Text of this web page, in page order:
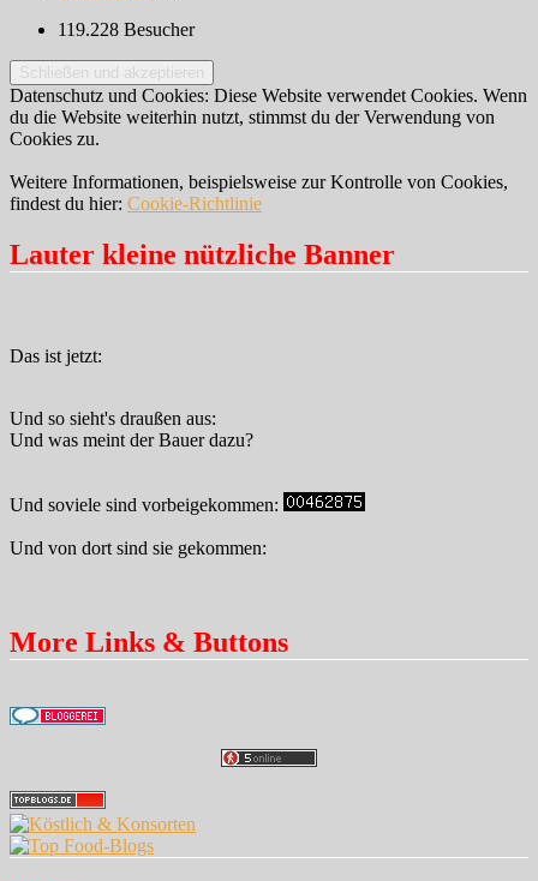
119.228 Besucher
Datenschutz und Cookies: Diese Website verwendet Cookies. Wenn
du die Website weiterhin nutzt, stimmst du der Verwendung von
Cookies zu.
Weitere Informationen, beispielsweise zur Kontrolle von Cookies,
findest du hier: Cookie-Richtlinie
Lauter kleine nützliche Banner
Das ist jetzt:
Und so sieht's draußen aus:
Und was meint der Bauer dazu?
Und soviele sind vorbeigekommen:
Und von dort sind sie gekommen:
More Links & Buttons